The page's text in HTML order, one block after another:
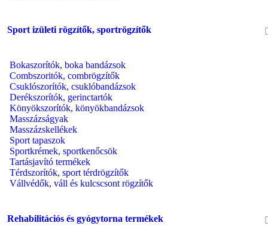
Sport izületi rögzítők, sportrögzítők
Bokaszorítók, boka bandázsok
Combszoritók, combrögzítők
Csuklószorítók, csuklóbandázsok
Derékszorítók, gerinctartók
Könyökszorítók, könyökbandázsok
Masszázságyak
Masszázskellékek
Sport tapaszok
Sportkrémek, sportkenőcsök
Tartásjavító termékek
Térdszorítók, sport térdrögzítők
Vállvédők, váll és kulcscsont rögzítők
Rehabilitációs és gyógytorna termékek